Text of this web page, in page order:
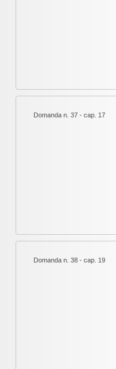
Domanda n. 37 - cap. 17
Domanda n. 38 - cap. 19